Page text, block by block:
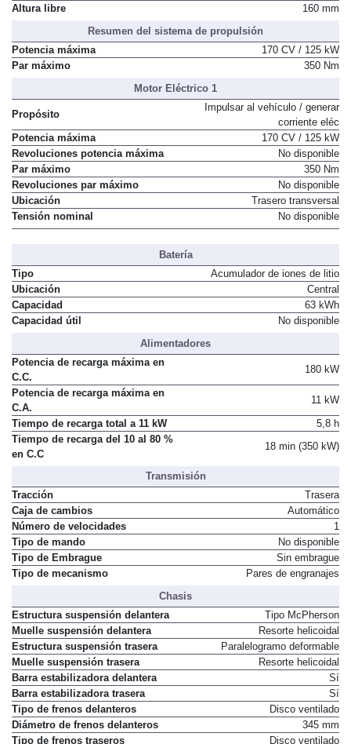
Altura libre
160 mm
Resumen del sistema de propulsión
Potencia máxima
170 CV / 125 kW
Par máximo
350 Nm
Motor Eléctrico 1
Propósito
Impulsar al vehículo / generar
corriente eléc
Potencia máxima
170 CV / 125 kW
Revoluciones potencia máxima
No disponible
Par máximo
350 Nm
Revoluciones par máximo
No disponible
Ubicación
Trasero transversal
Tensión nominal
No disponible
Batería
Tipo
Acumulador de iones de litio
Ubicación
Central
Capacidad
63 kWh
Capacidad útil
No disponible
Alimentadores
Potencia de recarga máxima en
C.C.
180 kW
Potencia de recarga máxima en
C.A.
11 kW
Tiempo de recarga total a 11 kW
5,8 h
Tiempo de recarga del 10 al 80 %
en C.C
18 min (350 kW)
Transmisión
Tracción
Trasera
Caja de cambios
Automático
Número de velocidades
1
Tipo de mando
No disponible
Tipo de Embrague
Sin embrague
Tipo de mecanismo
Pares de engranajes
Chasis
Estructura suspensión delantera
Tipo McPherson
Muelle suspensión delantera
Resorte helicoidal
Estructura suspensión trasera
Paralelogramo deformable
Muelle suspensión trasera
Resorte helicoidal
Barra estabilizadora delantera
Sí
Barra estabilizadora trasera
Sí
Tipo de frenos delanteros
Disco ventilado
Diámetro de frenos delanteros
345 mm
Tipo de frenos traseros
Disco ventilado